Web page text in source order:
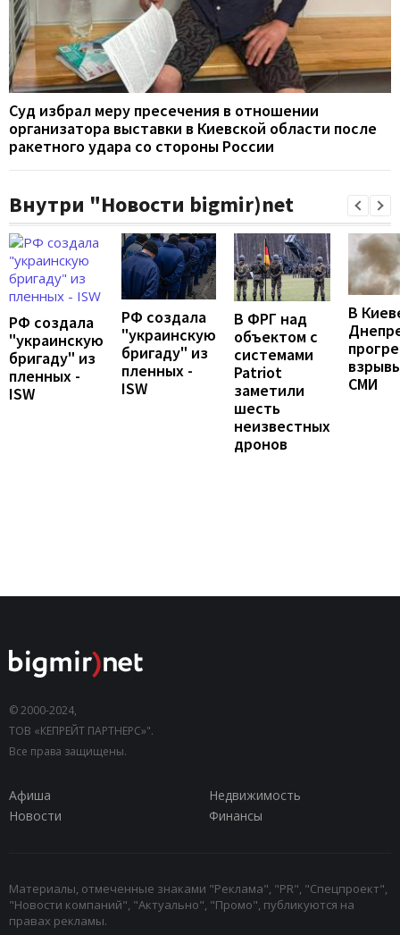
Суд избрал меру пресечения в отношении
организатора выставки в Киевской области после
ракетного удара со стороны России
Внутри "Новости bigmir)net
РФ создала
"украинскую
бригаду" из
пленных -
ISW
РФ создала
"украинскую
бригаду" из
пленных -
ISW
В ФРГ над
объектом с
системами
Patriot
заметили
шесть
неизвестных
дронов
В
СМИ
© 2000-2024,
ТОВ «КЕПРЕЙТ ПАРТНЕРС»".
Все права защищены.
Афиша
Недвижимость
Новости
Финансы
Материалы, отмеченные знаками "Реклама", "PR", "Спецпроект",
"Новости компаний", "Актуально", "Промо", публикуются на
правах рекламы.